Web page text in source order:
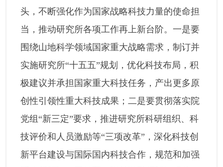
头，不断强化作为国家战略科技力量的使命担
当，推动研究所各项工作再上新台阶。一是要
围绕山地科学领域国家重大战略需求，制订并
实施研究所“十五五”规划，优化科技布局，积
极建议并承担国家重大科技任务，产出更多原
创性引领性重大科技成果；二是要贯彻落实院
党组“新三定”要求，推进研究所科研组织、科
技评价和人员激励等“三项改革”，深化科技创
新平台建设与国际国内科技合作，规范和加强